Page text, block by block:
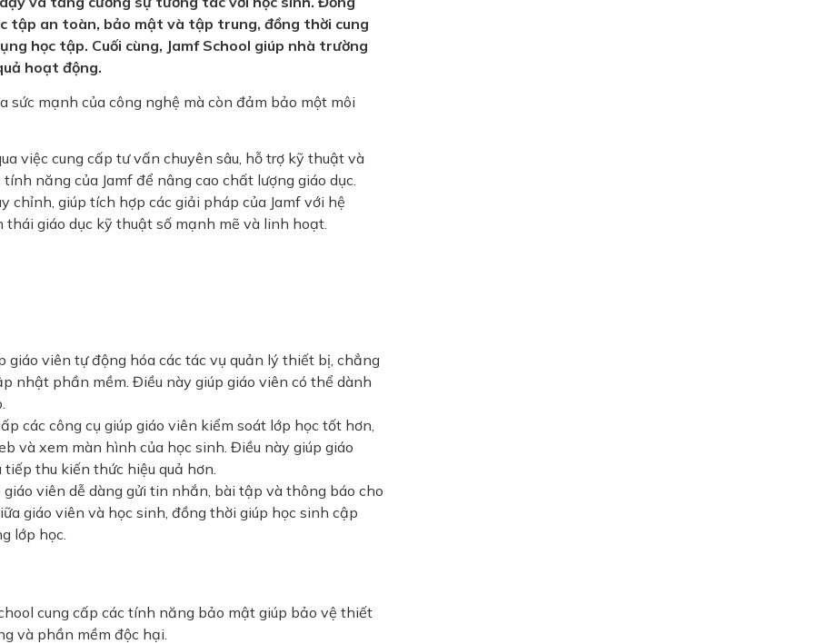
tập an toàn, bảo mật và tập trung, đồng thời cung
học tập. Cuối cùng, Jamf School giúp nhà trường
hoạt động.
sức mạnh của công nghệ mà còn đảm bảo một môi
việc cung cấp tư vấn chuyên sâu, hỗ trợ kỹ thuật và
năng của Jamf để nâng cao chất lượng giáo dục.
chỉnh, giúp tích hợp các giải pháp của Jamf với hệ
giáo dục kỹ thuật số mạnh mẽ và linh hoạt.
giáo viên tự động hóa các tác vụ quản lý thiết bị, chẳng
nhật phần mềm. Điều này giúp giáo viên có thể dành
các công cụ giúp giáo viên kiểm soát lớp học tốt hơn,
và xem màn hình của học sinh. Điều này giúp giáo
thu kiến thức hiệu quả hơn.
giáo viên dễ dàng gửi tin nhắn, bài tập và thông báo cho
giáo viên và học sinh, đồng thời giúp học sinh cập
lớp học.
cung cấp các tính năng bảo mật giúp bảo vệ thiết
và phần mềm độc hại.